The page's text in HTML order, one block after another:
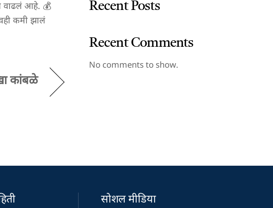
वाढलं आहे. 💰
कमी झालं
कांबळे
Recent Posts
Recent Comments
No comments to show.
सोशल मीडिया